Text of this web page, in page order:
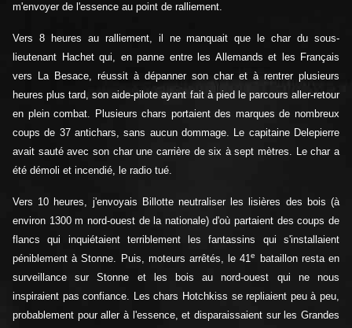
m'envoyer de l'essence au point de ralliement.
Vers 8 heures au ralliement, il ne manquait que le char du sous-
lieutenant Hachet qui, en panne entre les Allemands et les Français
vers La Besace, réussit à dépanner son char et à rentrer plusieurs
heures plus tard, son aide-pilote ayant fait à pied le parcours aller-retour
en plein combat. Plusieurs chars portaient des marques de nombreux
coups de 37 antichars, sans aucun dommage. Le capitaine Delepierre
avait sauté avec son char une carrière de six à sept mètres. Le char a
été démoli et incendié, le radio tué.
Vers 10 heures, j'envoyais Billotte neutraliser les lisières des bois (à
environ 1300 m nord-ouest de la nationale) d'où partaient des coups de
flancs qui inquiétaient terriblement les fantassins qui s'installaient
péniblement à Stonne. Puis, moteurs arrêtés, le 41e
bataillon resta en
surveillance sur Stonne et les bois au nord-ouest qui ne nous
inspiraient pas confiance. Les chars Hotchkiss se repliaient peu à peu,
probablement pour aller à l'essence, et disparaissaient sur les Grandes